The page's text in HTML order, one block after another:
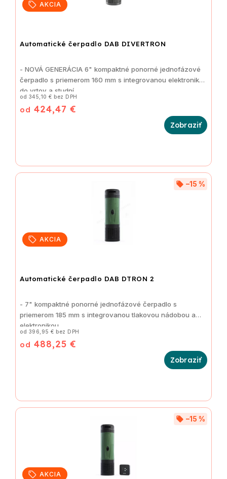
AKCIA
Automatické čerpadlo DAB DIVERTRON
od 345,10 € bez DPH
od 424,47 €
- NOVÁ GENERÁCIA 6" kompaktné ponorné jednofázové
čerpadlo s priemerom 160 mm s integrovanou elektronikou
do vrtov a studní
AKCIA
Automatické čerpadlo DAB DTRON 2
–15 %
od 396,95 € bez DPH
od 488,25 €
- 7" kompaktné ponorné jednofázové čerpadlo s
priemerom 185 mm s integrovanou tlakovou nádobou a
elektronikou
AKCIA
–15 %